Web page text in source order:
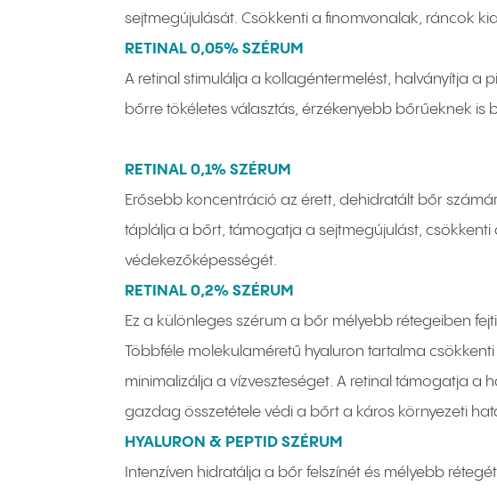
sejtmegújulását. Csökkenti a finomvonalak, ráncok
RETINAL 0,05% SZÉRUM
A retinal stimulálja a kollagéntermelést, halványítja a
bőrre tökéletes választás, érzékenyebb bőrűeknek is
RETINAL 0,1% SZÉRUM
Erősebb koncentráció az érett, dehidratált bőr
táplálja a bőrt, támogatja a sejtmegújulást,
védekezőképességét.
RETINAL 0,2% SZÉRUM
Ez a különleges szérum a bőr mélyebb rétegeiben
Többféle molekulaméretű hyaluron tartalma
minimalizálja a vízveszteséget. A retinal támogatja a
gazdag összetétele védi a bőrt a káros környezeti
HYALURON & PEPTID SZÉRUM
Intenzíven hidratálja a bőr felszínét és mélyebb